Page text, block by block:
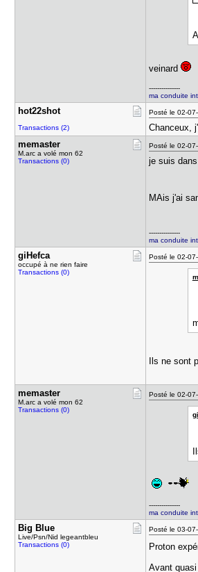
veinard
---------------
ma conduite
hot22shot
Transactions (2)
Posté le 02-
Chanceux,
memaster
M.arc a volé mon 62
Transactions (0)
Posté le 02-
je suis
MAis j'ai
---------------
ma conduite
giHefca
occupé à ne rien faire
Transactions (0)
Posté le 02-
Ils ne sont
memaster
M.arc a volé mon 62
Transactions (0)
Posté le 02-
---------------
ma conduite
Big Blue
Live/Psn/Nid legeantbleu
Transactions (0)
Posté le 03-
Proton
Avant